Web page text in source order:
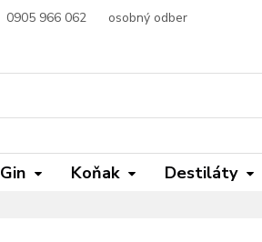
0905 966 062 osobný odber
Gin Koňak Destiláty